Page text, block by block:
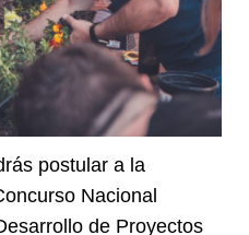
postular a la
Nacional
de Proyectos